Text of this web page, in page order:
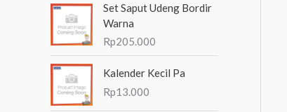
Set Saput Udeng Bordir
Warna
Rp205.000
Kalender Kecil Pa
Rp13.000